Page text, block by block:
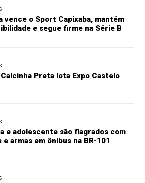
vence o Sport Capixaba, mantém
e segue firme na Série B
Calcinha Preta lota Expo Castelo
e adolescente são flagrados com
e armas em ônibus na BR-101